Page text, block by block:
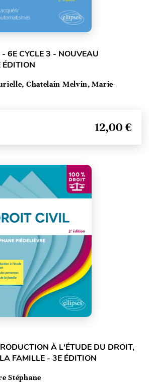
6E CYCLE 3 - NOUVEAU
ÉDITION
Chatelain Melvin, Marie-
12,00 €
À L'ÉTUDE DU DROIT,
FAMILLE - 3E ÉDITION
Stéphane